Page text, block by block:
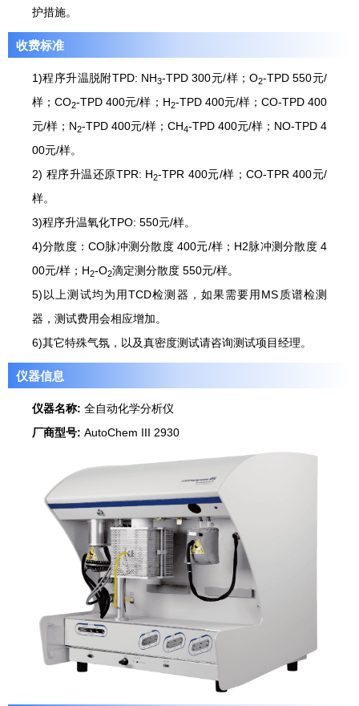
护措施。
收费标准
1)程序升温脱附TPD: NH3-TPD 300元/样；O2-TPD 550元/
样；CO2-TPD 400元/样；H2-TPD 400元/样；CO-TPD 400
元/样；N2-TPD 400元/样；CH4-TPD 400元/样；NO-TPD 4
00元/样。
2) 程序升温还原TPR: H2-TPR 400元/样；CO-TPR 400元/
样。
3)程序升温氧化TPO: 550元/样。
4)分散度：CO脉冲测分散度 400元/样；H2脉冲测分散度 4
00元/样；H2-O2滴定测分散度 550元/样。
5)以上测试均为用TCD检测器，如果需要用MS质谱检测
器，测试费用会相应增加。
6)其它特殊气氛，以及真密度测试请咨询测试项目经理。
仪器信息
仪器名称: 全自动化学分析仪
厂商型号: AutoChem III 2930